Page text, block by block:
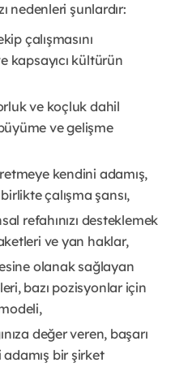
nedenleri şunlardır:
çalışmasını
kapsayıcı kültürün
ve koçluk dahil
ve gelişme
kendini adamış,
çalışma şansı,
refahınızı desteklemek
ve yan haklar,
olanak sağlayan
bazı pozisyonlar için
değer veren, başarı
bir şirket